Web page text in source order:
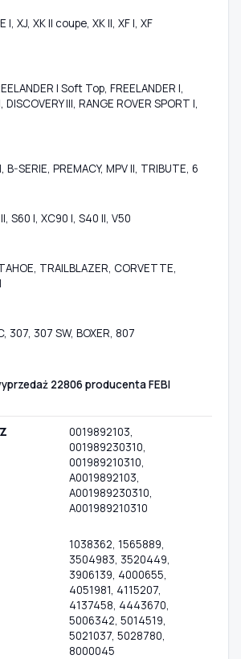
I, XJ, XK II coupe, XK II, XF I, XF
I Soft Top, FREELANDER I,
DISCOVERY III, RANGE ROVER SPORT I,
B-SERIE, PREMACY, MPV II, TRIBUTE, 6
S60 I, XC90 I, S40 II, V50
TRAILBLAZER, CORVETTE,
307, 307 SW, BOXER, 807
22806 producenta FEBI
0019892103,
001989230310,
001989210310,
A0019892103,
A001989230310,
A001989210310
1038362, 1565889,
3504983, 3520449,
3906139, 4000655,
4051981, 4115207,
4137458, 4443670,
5006342, 5014519,
5021037, 5028780,
8000045